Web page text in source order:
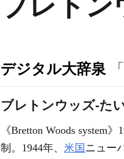
デジタル大辞泉
ブレトンウッズ‐た
《Bretton Woods system》
制。1944年、 米国 ニュー